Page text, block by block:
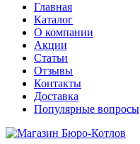
Главная
Каталог
О компании
Акции
Статьи
Отзывы
Контакты
Доставка
Популярные вопросы